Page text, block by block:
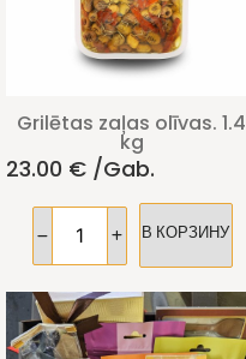
Grilētas zaļas olīvas. 1.4
kg
23.00 € /gab.
В КОРЗИНУ